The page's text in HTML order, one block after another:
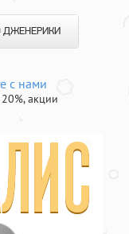
ДЖЕНЕРИКИ
с нами
акции